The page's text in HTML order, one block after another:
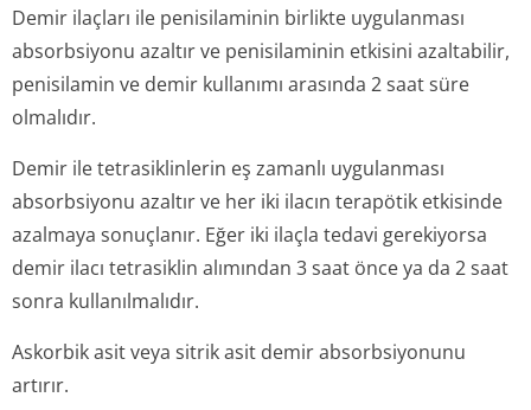
Demir ilaçları ile penisilaminin birlikte uygulanması
absorbsiyonu azaltır ve penisilaminin etkisini azaltabilir,
penisilamin ve demir kullanımı arasında 2 saat süre
olmalıdır.
Demir ile tetrasiklinlerin eş zamanlı uygulanması
absorbsiyonu azaltır ve her iki ilacın terapötik etkisinde
azalmaya sonuçlanır. Eğer iki ilaçla tedavi gerekiyorsa
demir ilacı tetrasiklin alımından 3 saat önce ya da 2 saat
sonra kullanılmalıdır.
Askorbik asit veya sitrik asit demir absorbsiyonunu
artırır.